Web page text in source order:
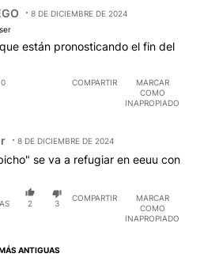
8 DE DICIEMBRE DE 2024
están pronosticando el fin del
0 COMPARTIR
MARCAR
COMO
INAPROPIADO
Estafador.
8 DE DICIEMBRE DE 2024
se va a refugiar en eeuu con
2 3
COMPARTIR
MARCAR
COMO
INAPROPIADO
ANTIGUAS